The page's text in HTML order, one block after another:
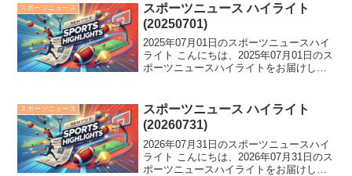
スポーツニュース
スポーツニュース ハイライト
(20250701)
2025年07月01日のスポーツニュースハイ
ライト こんにちは、2025年07月01日のス
ポーツニュースハイライトをお届けしま
ハム・達孝太が大谷を超える日本新記録
達...
スポーツニュース
スポーツニュース ハイライト
(20260731)
2026年07月31日のスポーツニュースハイ
ライト こんにちは、2026年07月31日のス
ポーツニュースハイライトをお届けしま